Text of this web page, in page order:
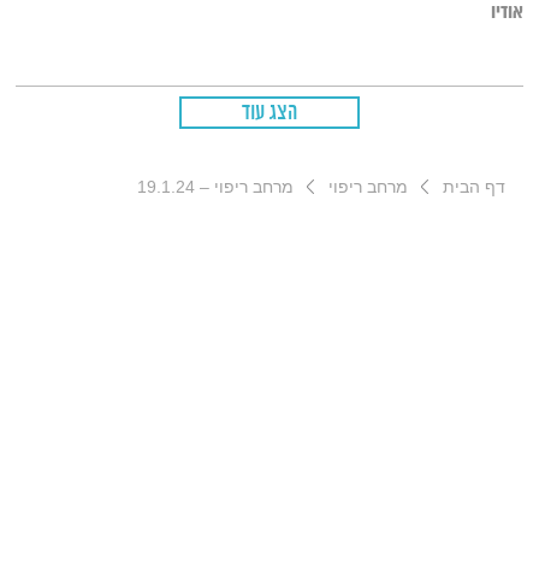
אודיו
הצג עוד
דף הבית מרחב ריפוי מרחב ריפוי – 19.1.24